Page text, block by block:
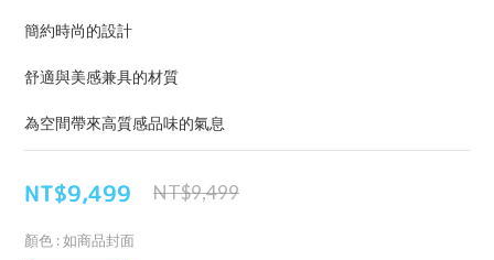
簡約時尚的設計
舒適與美感兼具的材質
為空間帶來高質感品味的氣息
NT$9,499 NT$9,499
顏色 : 如商品封面